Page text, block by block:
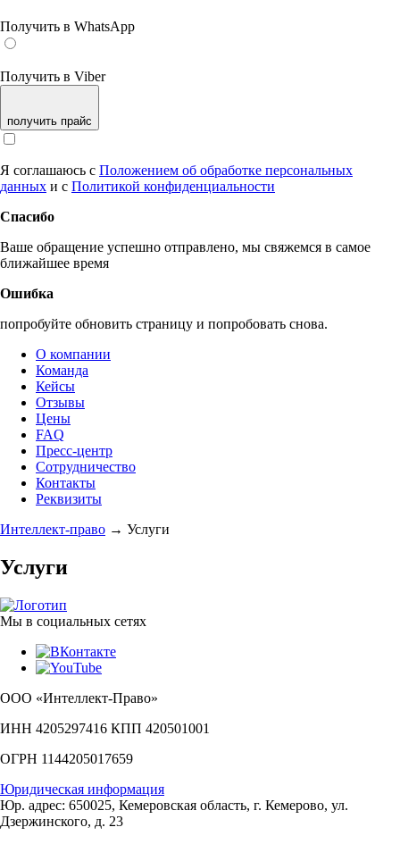
Получить в WhatsApp
Получить в Viber
получить прайс
Я соглашаюсь с Положением об обработке персональных
данных и с Политикой конфиденциальности
Спасибо
Ваше обращение успешно отправлено, мы свяжемся в самое
ближайшее время
Ошибка
попробуйте обновить страницу и попробовать снова.
О компании
Команда
Кейсы
Отзывы
Цены
FAQ
Пресс-центр
Сотрудничество
Контакты
Реквизиты
Интеллект-право → Услуги
Услуги
Мы в социальных сетях
ООО «Интеллект-Право»
ИНН 4205297416 КПП 420501001
ОГРН 1144205017659
Юридическая информация
Юр. адрес: 650025, Кемеровская область, г. Кемерово, ул.
Дзержинского, д. 23